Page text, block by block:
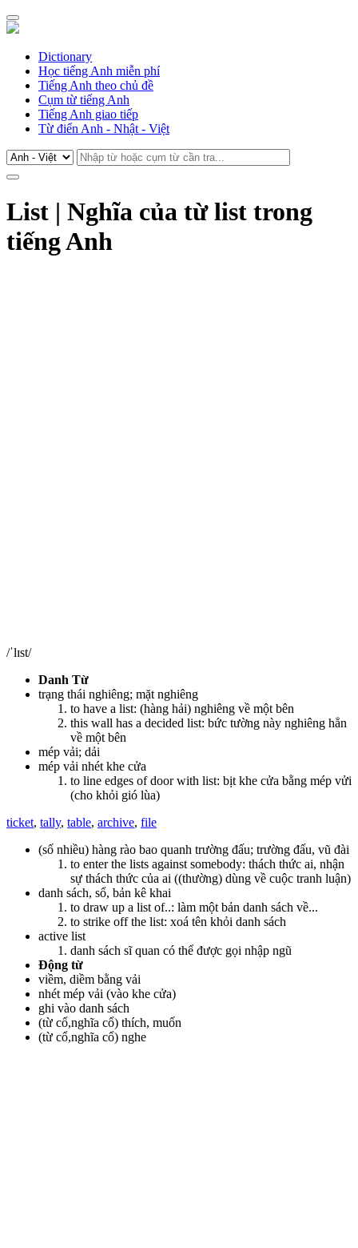
Dictionary
Học tiếng Anh miễn phí
Tiếng Anh theo chủ đề
Cụm từ tiếng Anh
Tiếng Anh giao tiếp
Từ điển Anh - Nhật - Việt
List | Nghĩa của từ list trong
tiếng Anh
/ˈlɪst/
Danh Từ
trạng thái nghiêng; mặt nghiêng
to have a list: (hàng hải) nghiêng về một bên
this wall has a decided list: bức tường này nghiêng hẳn
về một bên
mép vải; dải
mép vải nhét khe cửa
to line edges of door with list: bịt khe cửa bằng mép vửi
(cho khỏi gió lùa)
ticket, tally, table, archive, file
(số nhiều) hàng rào bao quanh trường đấu; trường đấu, vũ đài
to enter the lists against somebody: thách thức ai, nhận
sự thách thức của ai ((thường) dùng về cuộc tranh luận)
danh sách, sổ, bản kê khai
to draw up a list of..: làm một bản danh sách về...
to strike off the list: xoá tên khỏi danh sách
active list
danh sách sĩ quan có thể được gọi nhập ngũ
Động từ
viềm, diềm bằng vải
nhét mép vải (vào khe cửa)
ghi vào danh sách
(từ cổ,nghĩa cổ) thích, muốn
(từ cổ,nghĩa cổ) nghe